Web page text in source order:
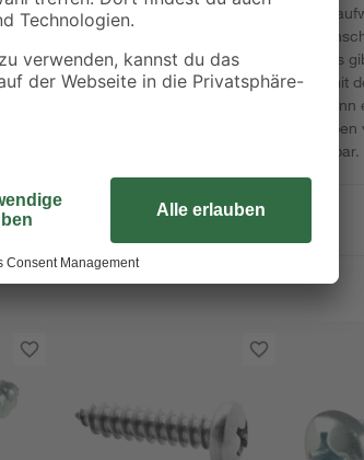
Schrauben besonders einfach, da weniger
Kreuzschlitzschraubenzieher lässt sich die
anbringen. Die leichte Außenwölbung des Kopfes
Charakter. Da der Rand des Schraubenkopfes mit
besteht zudem ein geringes Sicherheitsrisiko,
ist ausgeschlossen. Da der Stahl dieser
Innenbereich als auch im Außenbereich einsetzbar.